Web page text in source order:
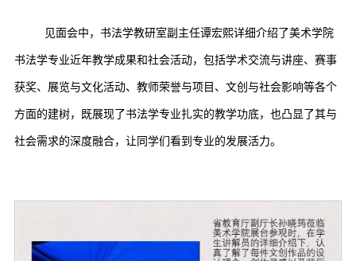
见面会中，书法学教研室副主任谭宏熙详细介绍了美术学院
书法学专业近年教学成果和社会活动，包括学术交流与讲座、赛事
获奖、展览与文化活动、教师荣誉与项目、文创与社会影响等各个
方面的建树，既展现了书法学专业扎实的教学功底，也凸显了其与
社会需求的深度融合，让同学们看到专业的发展活力。